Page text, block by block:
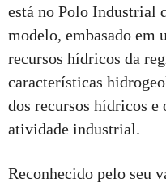
está no Polo Industrial
modelo, embasado em
recursos hídricos da
características
dos recursos hídricos e
atividade industrial.
Reconhecido pelo seu